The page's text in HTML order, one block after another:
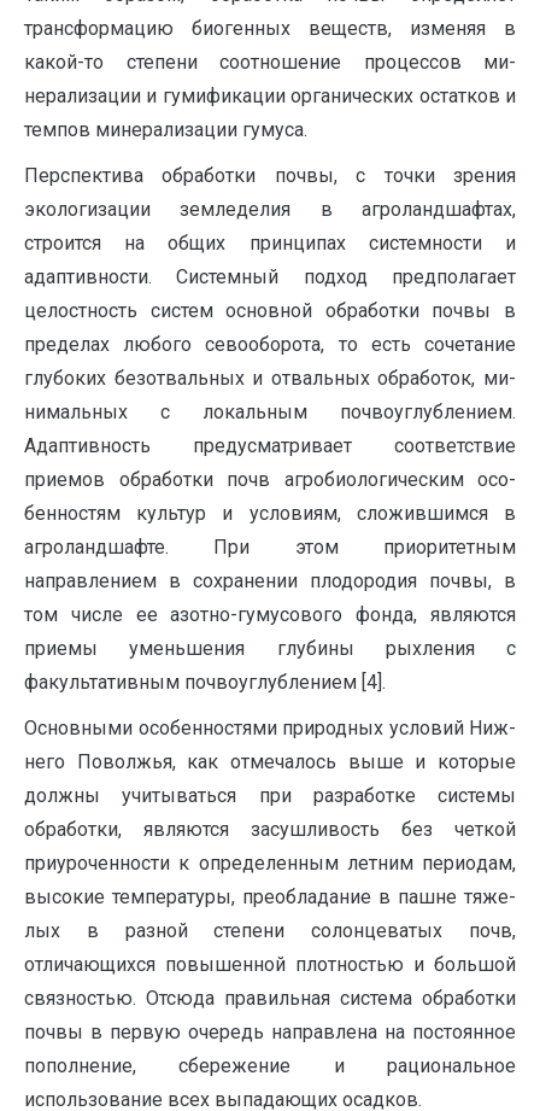
трансформацию био­генных веществ, изменяя в
какой-то степени соотношение процессов ми­
нерализации и гумификации органических остатков и
темпов минера­лизации гумуса.
Перспектива обработки почвы, с точки зрения
экологизации зем­леделия в агроландшафтах,
строится на общих принципах системно­сти и
адаптивности. Системный подход предполагает
целостность си­стем основной обработки почвы в
пределах любого севооборота, то есть сочетание
глубоких безотвальных и отвальных обработок, ми­
нимальных с локальным почвоуглублением.
Адаптивность предусмат­ривает соответствие
приемов обработки почв агробиологическим осо­
бенностям культур и условиям, сложившимся в
агроландшафте. При этом приоритетным
направлением в сохранении плодородия почвы, в
том числе ее азотно-гумусового фонда, являются
приемы уменьшения глубины рыхления с
факультатив­ным почвоуглублением [4].
Основными особенностями природных условий Ниж­
него Поволжья, как отмечалось выше и которые
должны учитываться при раз­работке системы
обработки, являются засушливость без четкой
приуроченности к определенным летним перио­дам,
высокие температуры, преобладание в пашне тяже­
лых в разной степени солонцеватых почв,
отличающихся повышенной плотностью и большой
связностью. Отсюда правильная система обработки
почвы в первую очередь направлена на постоянное
пополнение, сбережение и ра­циональное
использование всех выпадающих осадков.